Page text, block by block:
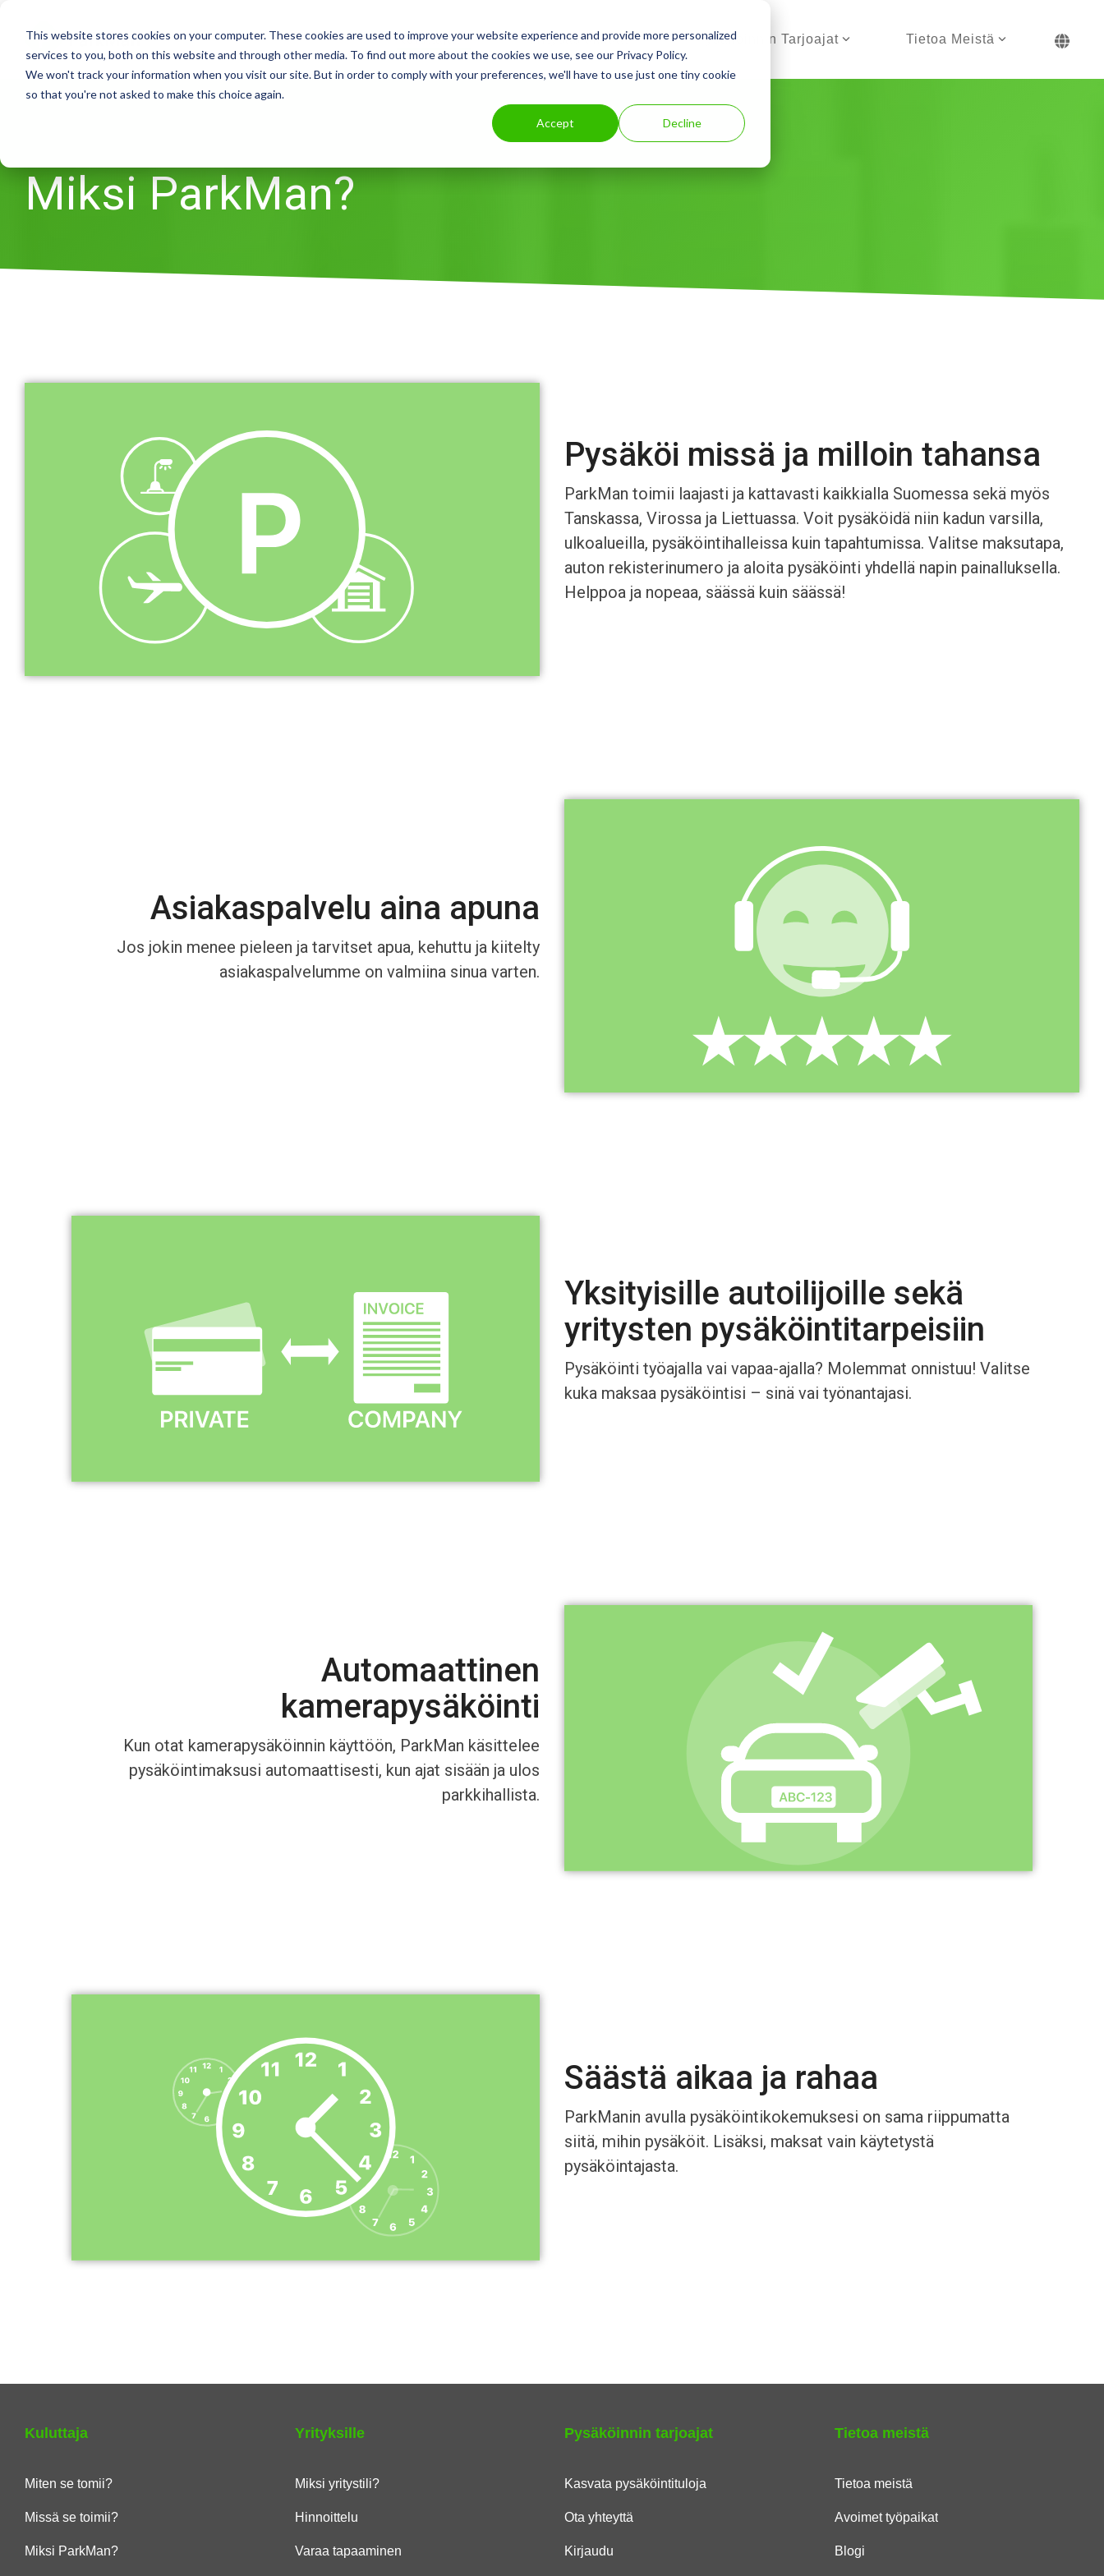
This website stores cookies on your computer. These cookies are used to improve your website experience and provide more personalized
services to you, both on this website and through other media. To find out more about the cookies we use, see our Privacy Policy.
We won't track your information when you visit our site. But in order to comply with your preferences, we'll have to use just one tiny cookie
so that you're not asked to make this choice again.
Accept Decline
content.
Kuluttajat Yritysasiakkaat Pysäköinnin Tarjoajat Tietoa Meistä
Miksi ParkMan?
Pysäköi missä ja milloin tahansa
ParkMan toimii laajasti ja kattavasti kaikkialla Suomessa sekä myös
Tanskassa, Virossa ja Liettuassa. Voit pysäköidä niin kadun varsilla,
ulkoalueilla, pysäköintihalleissa kuin tapahtumissa. Valitse maksutapa,
auton rekisterinumero ja aloita pysäköinti yhdellä napin painalluksella.
Helppoa ja nopeaa, säässä kuin säässä!
Asiakaspalvelu aina apuna
Jos jokin menee pieleen ja tarvitset apua, kehuttu ja kiitelty
asiakaspalvelumme on valmiina sinua varten.
Yksityisille autoilijoille sekä
yritysten pysäköintitarpeisiin
Pysäköinti työajalla vai vapaa-ajalla? Molemmat onnistuu! Valitse
kuka maksaa pysäköintisi – sinä vai työnantajasi.
Automaattinen
kamerapysäköinti
Kun otat kamerapysäköinnin käyttöön, ParkMan käsittelee
pysäköintimaksusi automaattisesti, kun ajat sisään ja ulos
parkkihallista.
Säästä aikaa ja rahaa
ParkManin avulla pysäköintikokemuksesi on sama riippumatta
siitä, mihin pysäköit. Lisäksi, maksat vain käytetystä
pysäköintajasta.
Kuluttaja
Miten se tomii?
Missä se toimii?
Miksi ParkMan?
Yrityksille
Miksi yritystili?
Hinnoittelu
Varaa tapaaminen
Pysäköinnin tarjoajat
Kasvata pysäköintituloja
Ota yhteyttä
Kirjaudu
Tietoa meistä
Tietoa meistä
Avoimet työpaikat
Blogi